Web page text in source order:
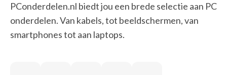
PConderdelen.nl biedt jou een brede selectie aan PC
onderdelen. Van kabels, tot beeldschermen, van
smartphones tot aan laptops.